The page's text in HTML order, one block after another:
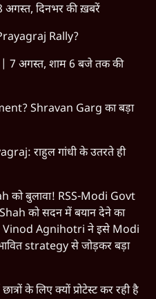
दिनभर की ख़बरें
Rally?
7 अगस्त, शाम 6 बजे तक की
Shravan Garg का बड़ा
राहुल गांधी के उतरते ही
को बुलावा! RSS-Modi Govt
को सदन में बयान देने का
Agnihotri ने इसे Modi
strategy से जोड़कर बड़ा
के लिए क्यों प्रोटेस्ट कर रही है